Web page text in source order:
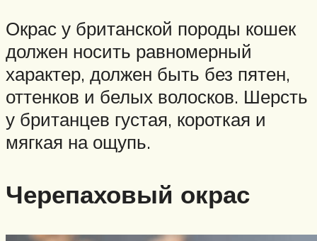
Окрас у британской породы кошек
должен носить равномерный
характер, должен быть без пятен,
оттенков и белых волосков. Шерсть
у британцев густая, короткая и
мягкая на ощупь.
Черепаховый окрас